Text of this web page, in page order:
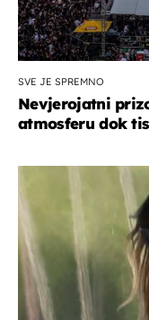
SVE JE SPREMNO
Nevjerojatni
atmosferu dok